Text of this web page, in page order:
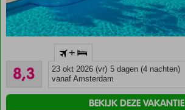
Accommodatie met een
GSTC erkend
duurzaamheidscertificaat
Aquapark
met 4
8,3
Zeer goed
1720
beoordelingen
+
23 okt 2026 (vr) 5 dagen (4 nachten)
vanaf Amsterdam
BEKIJK DEZE VAKANTIE